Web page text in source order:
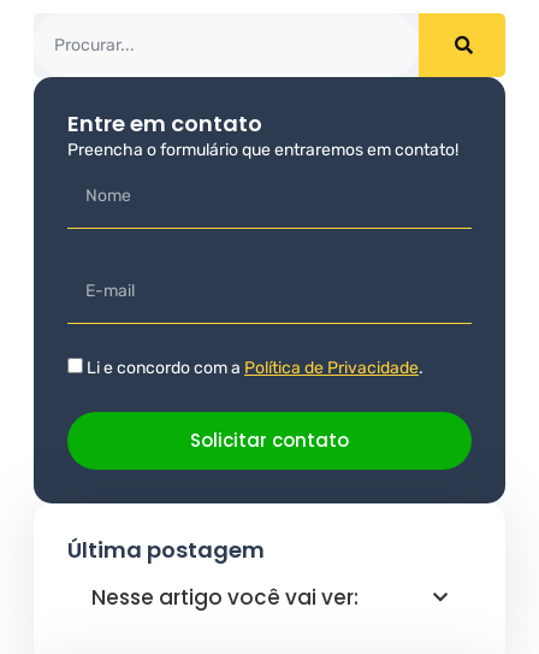
Entre em contato
Preencha o formulário que entraremos em contato!
Li e concordo com a Política de Privacidade.
Solicitar contato
Última postagem
Nesse artigo você vai ver: